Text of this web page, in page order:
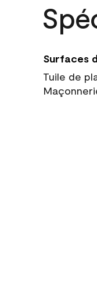
Surfaces
Tuile de